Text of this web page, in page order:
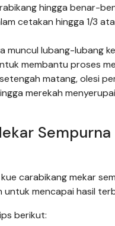
hingga benar-
cetakan hingga 1/3
muncul lubang-lubang
membantu proses
matang, olesi
merekah
Sempurna
carabikang mekar
mencapai hasil
berikut: